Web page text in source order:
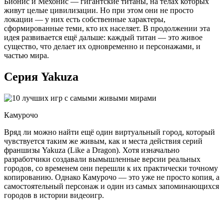
живут целые цивилизации. Но при этом они не просто
локации — у них есть собственные характеры,
сформированные теми, кто их населяет. В продолжении эта
идея развивается ещё дальше: каждый титан — это живое
существо, что делает их одновременно и персонажами, и
частью мира.
Серия Yakuza
Камурочо
Вряд ли можно найти ещё один виртуальный город, который
чувствуется таким же живым, как и места действия серий
франшизы Yakuza (Like a Dragon). Хотя изначально
разработчики создавали вымышленные версии реальных
городов, со временем они перешли к их практически точному
копированию. Однако Камурочо — это уже не просто копия, а
самостоятельный персонаж и один из самых запоминающихся
городов в истории видеоигр.